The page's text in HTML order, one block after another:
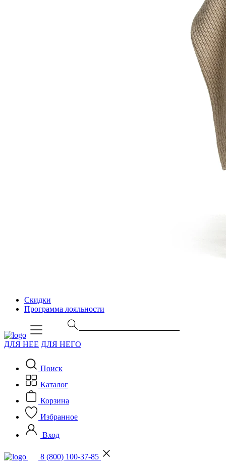
Скидки
Программа лояльности
ДЛЯ НЕЕ ДЛЯ НЕГО
Поиск
Каталог
Корзина
Избранное
Вход
8 (800) 100-37-85